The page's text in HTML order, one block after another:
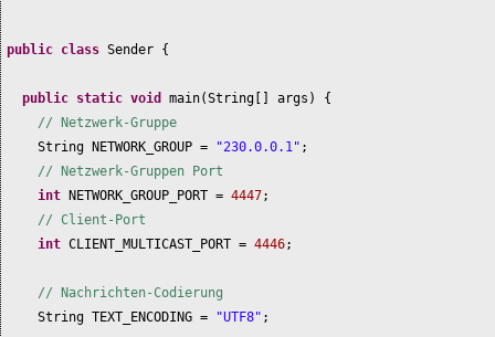
public class Sender {
public static void main(String args ) {
// Netzwerk-Gruppe
String NETWORK_GROUP =
"230.0.0.1" ;
// Netzwerk-Gruppen Port
int
NETWORK_GROUP_PORT = 4447;
// Client-Port
int CLIENT_MULTICAST_PORT = 4446;
// Nachrichten-Codierung
String TEXT_ENCODING =
"UTF8" ;